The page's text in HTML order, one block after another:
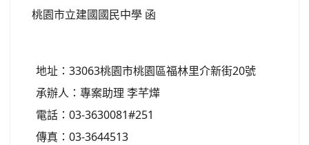
桃園市立建國國民中學 函
地址：33063桃園市桃園區福林里介新街20號
承辦人：專案助理 李芊燁
電話：03-3630081#251
傳真：03-3644513